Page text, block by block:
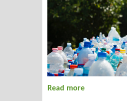
Read more